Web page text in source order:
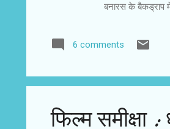
बनारस के बैकड्राप
किशन, निखिल
छटा के बिना यह
6 comments
फिल्‍म समीक्षा :